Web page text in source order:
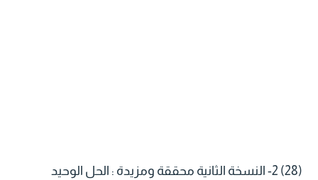
(28) 2- النسخة الثانية محققة ومزيدة : الحل الوحيد